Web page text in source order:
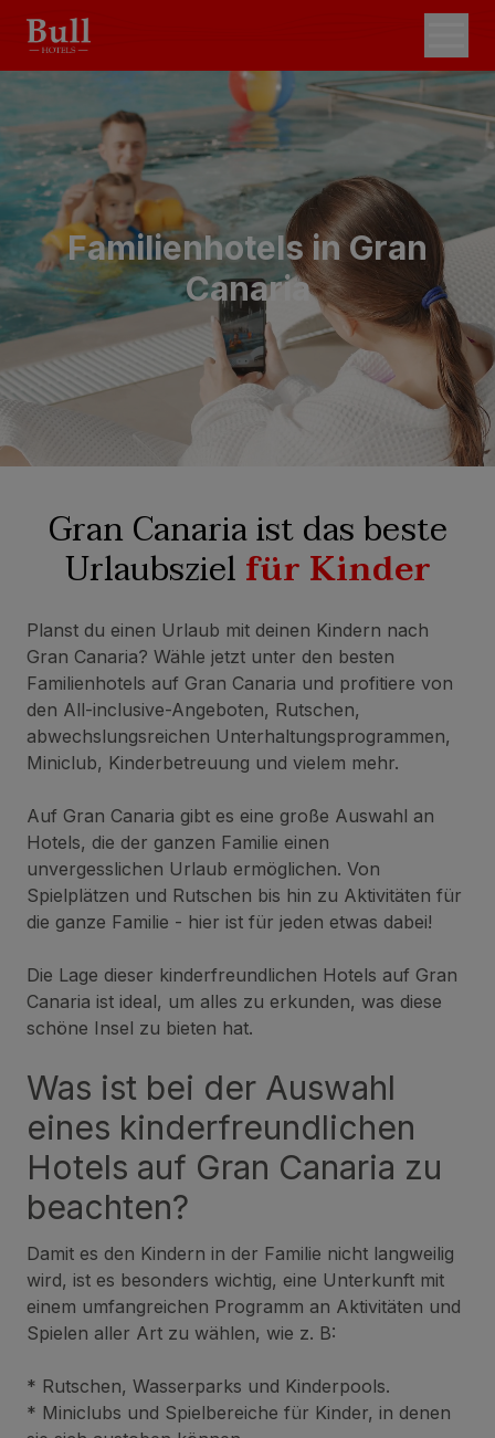
Familienhotels in Gran
Canaria
Gran Canaria ist das beste
Urlaubszielfür Kinder
Planst du einen Urlaub mit deinen Kindern nach
Gran Canaria? Wähle jetzt unter den besten
Familienhotels auf Gran Canaria und profitiere von
den All-inclusive-Angeboten, Rutschen,
abwechslungsreichen Unterhaltungsprogrammen,
Miniclub, Kinderbetreuung und vielem mehr.
Auf Gran Canaria gibt es eine große Auswahl an
Hotels, die der ganzen Familie einen
unvergesslichen Urlaub ermöglichen. Von
Spielplätzen und Rutschen bis hin zu Aktivitäten für
die ganze Familie - hier ist für jeden etwas dabei!
Die Lage dieser kinderfreundlichen Hotels auf Gran
Canaria ist ideal, um alles zu erkunden, was diese
schöne Insel zu bieten hat.
Was ist bei der Auswahl
eines kinderfreundlichen
Hotels auf Gran Canaria zu
beachten?
Damit es den Kindern in der Familie nicht langweilig
wird, ist es besonders wichtig, eine Unterkunft mit
einem umfangreichen Programm an Aktivitäten und
Spielen aller Art zu wählen, wie z. B:
* Rutschen, Wasserparks und Kinderpools.
* Miniclubs und Spielbereiche für Kinder, in denen